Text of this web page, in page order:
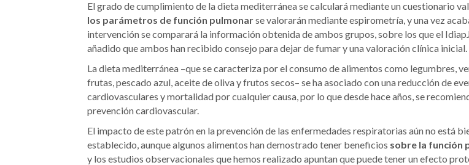
El grado de cumplimiento de la dieta mediterránea se calculará mediante un cuestionario
los parámetros de función pulmonarse valorarán mediante espirometría, y una vez
intervención se comparará la información obtenida de ambos grupos, sobre los que el
añadido que ambos han recibido consejo para dejar de fumar y una valoración clínica inicial.
La dieta mediterránea –que se caracteriza por el consumo de alimentos como legumbres,
frutas, pescado azul, aceite de oliva y frutos secos– se ha asociado con una reducción de
cardiovasculares y mortalidad por cualquier causa, por lo que desde hace años, se
prevención cardiovascular.
El impacto de este patrón en la prevención de las enfermedades respiratorias aún no está
establecido, aunque algunos alimentos han demostrado tener beneficios sobre la función
y los estudios observacionales que hemos realizado apuntan que puede tener un efecto